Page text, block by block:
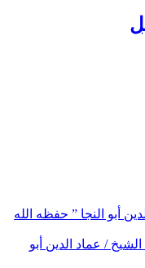
الدين أبو النجا ” حفظه الله
ضد ( 7 ) – فضيلة الشيخ / عماد الدين أبو